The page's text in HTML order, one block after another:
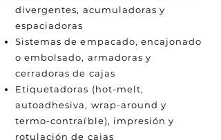
divergentes, acumuladoras y
espaciadoras
Sistemas de empacado, encajonado
o embolsado, armadoras y
cerradoras de cajas
Etiquetadoras (hot-melt,
autoadhesiva, wrap-around y
termo-contraíble), impresión y
rotulación de cajas